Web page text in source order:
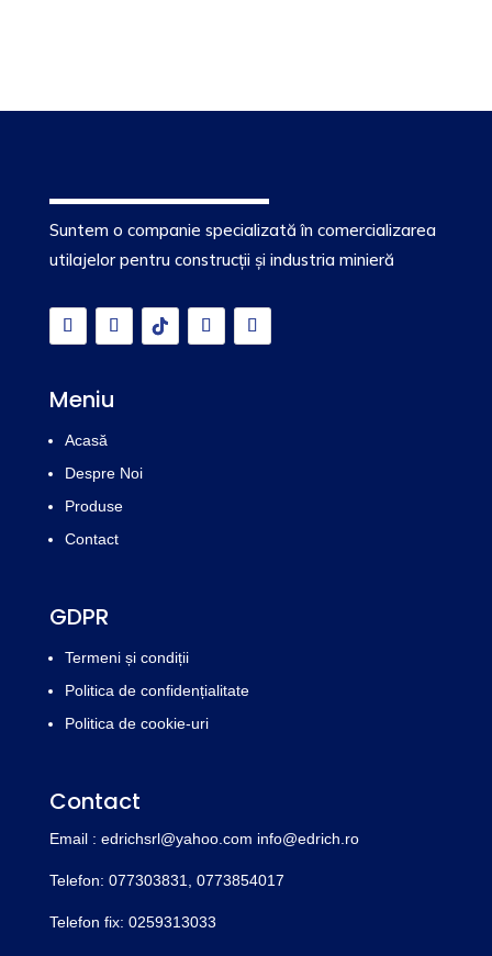
Suntem o companie specializată în comercializarea
utilajelor pentru construcții și industria minieră
Meniu
Acasă
Despre Noi
Produse
Contact
GDPR
Termeni și condiții
Politica de confidențialitate
Politica de cookie-uri
Contact
Email : edrichsrl@yahoo.com info@edrich.ro
Telefon: 077303831, 0773854017
Telefon fix: 0259313033